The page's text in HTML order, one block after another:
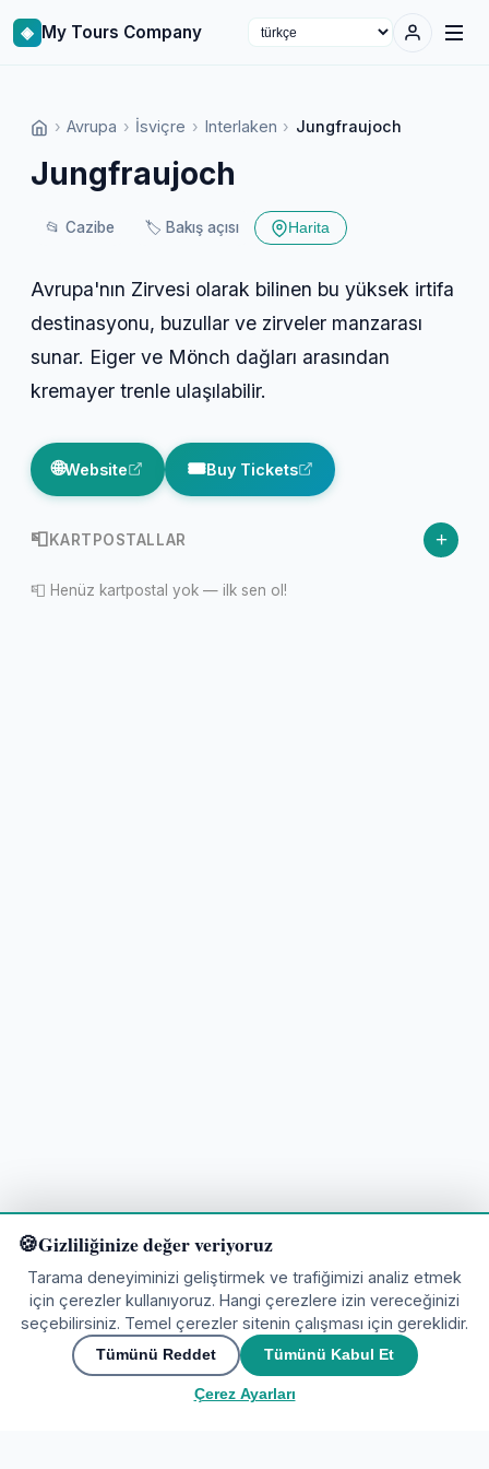
◈ My Tours Company
Select language
› Avrupa › İsviçre › Interlaken › Jungfraujoch
Jungfraujoch
📂 Cazibe 🏷️ Bakış açısı Harita
Avrupa'nın Zirvesi olarak bilinen bu yüksek irtifa
destinasyonu, buzullar ve zirveler manzarası
sunar. Eiger ve Mönch dağları arasından
kremayer trenle ulaşılabilir.
🌐Website 🎟️Buy Tickets
📮KARTPOSTALLAR +
📮 Henüz kartpostal yok — ilk sen ol!
Keşfetmeye hazır mısınız?
Gizliliğinize değer veriyoruz
Tarama deneyiminizi geliştirmek ve trafiğimizi analiz etmek
için çerezler kullanıyoruz. Hangi çerezlere izin vereceğinizi
seçebilirsiniz. Temel çerezler sitenin çalışması için gereklidir.
Tümünü Reddet Tümünü Kabul Et
Çerez Ayarları